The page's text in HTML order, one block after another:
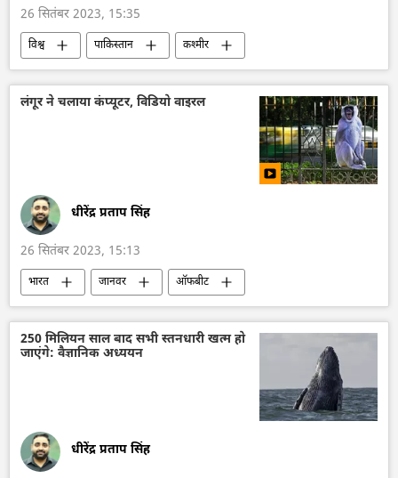
26 सितंबर 2023, 15:35
विश्व पाकिस्तान
कश्मीर
अमेरिका
सीमा विवाद
विवाद
राजदूतावास
अमेरिकी कांग्रेस दक्षिण एशिया
लंगूर ने चलाया कंप्यूटर, विडियो वाइरल
धीरेंद्र प्रताप सिंह
26 सितंबर 2023, 15:13
भारत जानवर
ऑफबीट
जानवर संरक्षण
वाइरल विडिओ
250 मिलियन साल बाद सभी स्तनधारी खत्म हो
जाएंगे: वैज्ञानिक अध्ययन
धीरेंद्र प्रताप सिंह